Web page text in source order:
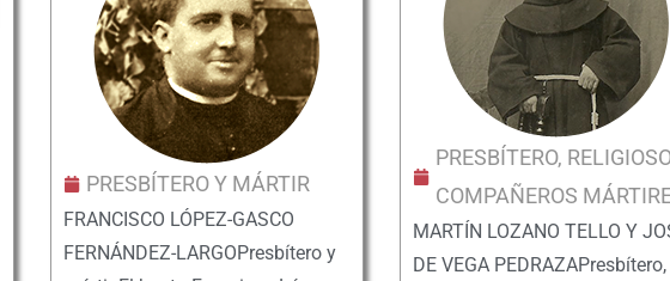
PRESBÍTERO Y MÁRTIR
FRANCISCO LÓPEZ-GASCO
FERNÁNDEZ-LARGOPresbítero y
PRESBÍTERO,
COMPAÑEROS
MARTÍN LOZANO TELLO Y
DE VEGA PEDRAZAPresbítero,